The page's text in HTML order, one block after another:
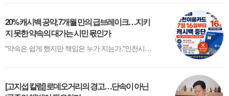
20% 캐시백 공약, 7개월 만의 급브레이크…지키
지 못한 약속의 대가는 시민 몫인가
"약속은 쉽게 했지만 책임은 누가 지는가."인천시가 결국 인천이음카드 캐시백 지급을 중단했다. 시민들은 혜택을 잃었고, 상인들은 매출 감소를 걱정한다. 그리고 시는 '예산이 예상보다 빨리 소진됐다'며 재정개혁 태스크포스(TF)를 꾸리겠다고 밝혔다.하지만 시민들이 묻는 질문은 따로 있다.왜 이런 상황을 미리 예측하지 못했는가....
[고지섭 칼럼] 로데오거리의 경고…단속이 아닌